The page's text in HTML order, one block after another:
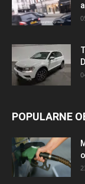
POPULARNE